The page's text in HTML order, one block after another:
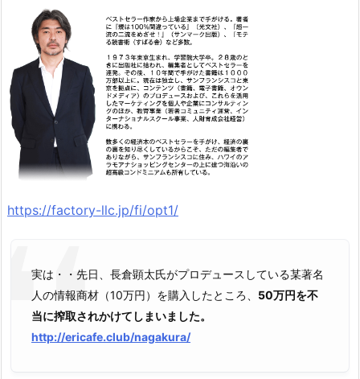
https://factory-llc.jp/fi/opt1/
実は・・先日、長倉顕太氏がプロデュースしている某著名
人の情報商材（10万円）を購入したところ、 50万円を不
当に搾取されかけてしまいました。
http://ericafe.club/nagakura/